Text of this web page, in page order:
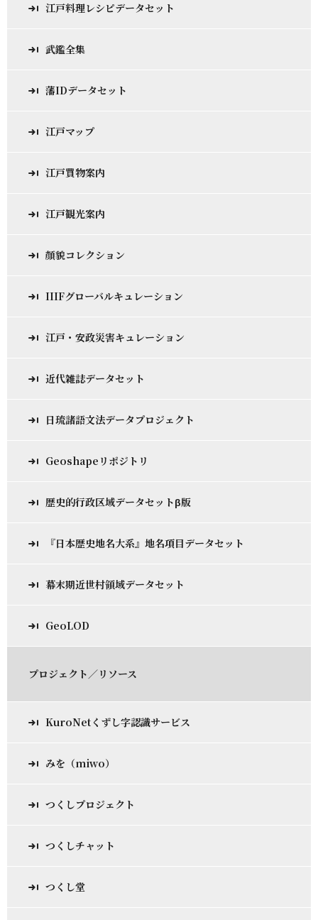
江戸料理レシピデータセット
武鑑全集
藩IDデータセット
江戸マップ
江戸買物案内
江戸観光案内
顔貌コレクション
IIIFグローバルキュレーション
江戸・安政災害キュレーション
近代雑誌データセット
日琉諸語文法データプロジェクト
Geoshapeリポジトリ
歴史的行政区域データセットβ版
『日本歴史地名大系』地名項目データセット
幕末期近世村領域データセット
GeoLOD
プロジェクト／リソース
KuroNetくずし字認識サービス
みを（miwo）
つくしプロジェクト
つくしチャット
つくし堂